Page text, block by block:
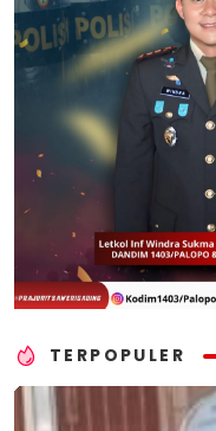
TERPOPULER